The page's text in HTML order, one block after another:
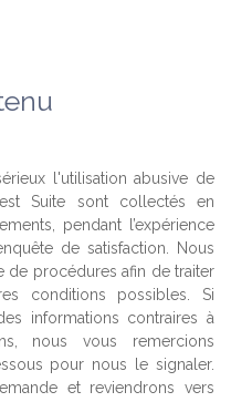
l'utilisation abusive de
Suite sont collectés en
pendant l’expérience
de satisfaction. Nous
de procédures afin de traiter
conditions possibles. Si
informations contraires à
nous vous remercions
pour nous le signaler.
et reviendrons vers